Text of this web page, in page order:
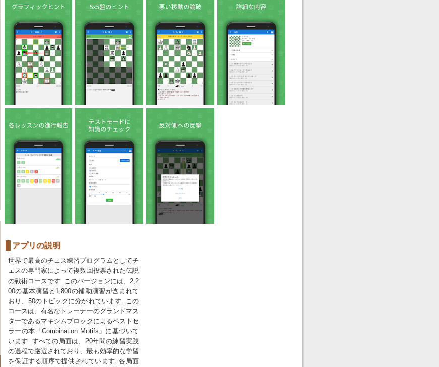
アプリの説明
世界で最高のチェス練習プログラムとしてチ
ェスの専門家によって複数回投票された伝説
の戦術コースです. このバージョンには、2,2
00の基本演習と1,800の補助演習が含まれて
おり、50のトピックに分かれています. この
コースは、有名なトレーナーのグランドマス
ターであるマキシムブロックによるベストセ
ラーの本「Combination Motifs」に基づいて
います. すべての局面は、20年間の練習実践
の過程で厳選されており、最も効率的な学習
を保証する順序で提供されています. 各局面